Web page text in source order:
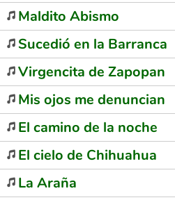
Maldito Abismo
Sucedió en la Barranca
Virgencita de Zapopan
Mis ojos me denuncian
El camino de la noche
El cielo de Chihuahua
La Araña